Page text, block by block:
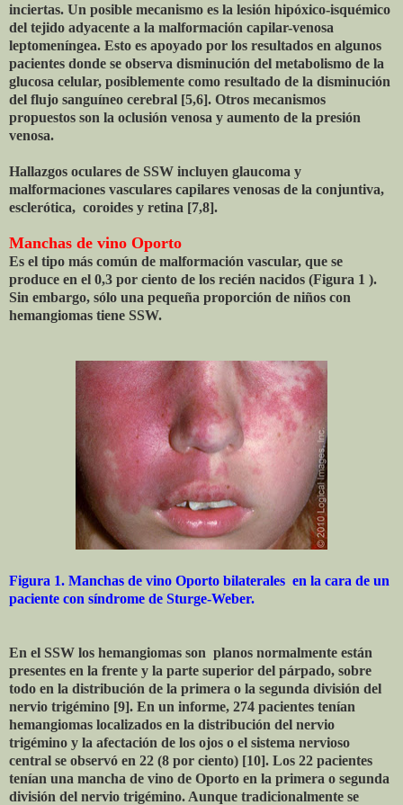
inciertas. Un posible mecanismo es la lesión hipóxico-isquémico
del tejido adyacente a la malformación capilar-venosa
leptomeníngea. Esto es apoyado por los resultados en algunos
pacientes donde se observa disminución del metabolismo de la
glucosa celular, posiblemente como resultado de la disminución
del flujo sanguíneo cerebral [5,6]. Otros mecanismos
propuestos son la oclusión venosa y aumento de la presión
venosa.
Hallazgos oculares de SSW incluyen glaucoma y
malformaciones vasculares capilares venosas de la conjuntiva,
esclerótica, coroides y retina [7,8].
Manchas de vino Oporto
Es el tipo más común de malformación vascular, que se
produce en el 0,3 por ciento de los recién nacidos (Figura 1 ).
Sin embargo, sólo una pequeña proporción de niños con
hemangiomas tiene SSW.
Figura 1. Manchas de vino Oporto bilaterales en la cara de un
paciente con síndrome de Sturge-Weber.
En el SSW los hemangiomas son planos normalmente están
presentes en la frente y la parte superior del párpado, sobre
todo en la distribución de la primera o la segunda división del
nervio trigémino [9]. En un informe, 274 pacientes tenían
hemangiomas localizados en la distribución del nervio
trigémino y la afectación de los ojos o el sistema nervioso
central se observó en 22 (8 por ciento) [10]. Los 22 pacientes
tenían una mancha de vino de Oporto en la primera o segunda
división del nervio trigémino. Aunque tradicionalmente se